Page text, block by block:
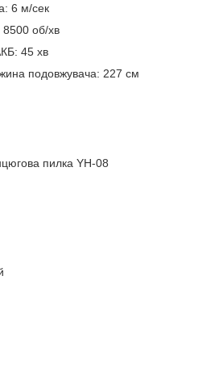
6 м/сек
8500 об/хв
45 хв
подовжувача: 227 см
пилка YH-08